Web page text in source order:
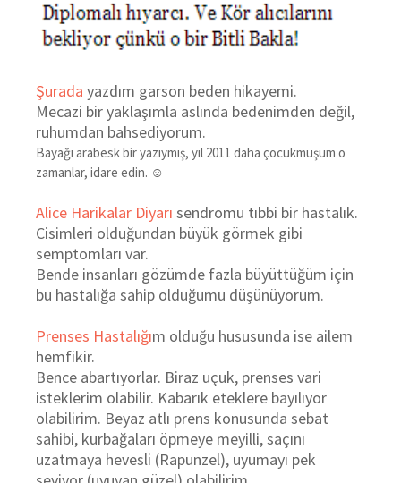
Şurada yazdım garson beden hikayemi.
Mecazi bir yaklaşımla aslında bedenimden değil,
ruhumdan bahsediyorum.
Bayağı arabesk bir yazıymış, yıl 2011 daha çocukmuşum o
zamanlar, idare edin. ☺
Alice Harikalar Diyarı sendromu tıbbi bir hastalık.
Cisimleri olduğundan büyük görmek gibi
semptomları var.
Bende insanları gözümde fazla büyüttüğüm için
bu hastalığa sahip olduğumu düşünüyorum.
Prenses Hastalığım olduğu hususunda ise ailem
hemfikir.
Bence abartıyorlar. Biraz uçuk, prenses vari
isteklerim olabilir. Kabarık eteklere bayılıyor
olabilirim. Beyaz atlı prens konusunda sebat
sahibi, kurbağaları öpmeye meyilli, saçını
uzatmaya hevesli (Rapunzel), uyumayı pek